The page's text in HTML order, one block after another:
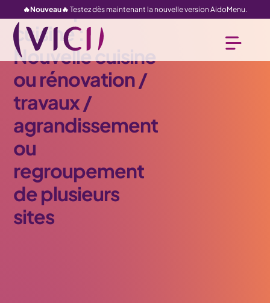
🔥Nouveau🔥 Testez dès maintenant la nouvelle version AidoMenu.
Conception de
cuisine :
Nouvelle cuisine
ou rénovation /
travaux /
agrandissement
ou
regroupement
de plusieurs
sites